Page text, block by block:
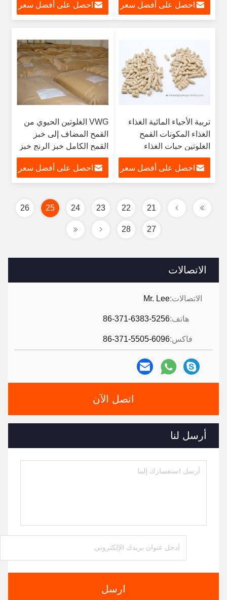
الاتصالات
الاتصالات:Mr. Lee
هاتف:86-371-6383-5256
فاكس:86-371-5505-6096
اتصل الآن
أرسل لنا
ارسل
احصل على أفضل سعر
احصل على أفضل سعر
تربية الأحياء المائية الغذاء
الغذاء المكونات القمح
الغلوتين حبات الغذاء
احصل على أفضل سعر
VWG الغلوتين الحيوي من
القمح المضاف إلى خبز
القمح الكامل خبز الرنج خبز
الشوفان خبز
احصل على أفضل سعر
21
22
23
24
25
26
27
28